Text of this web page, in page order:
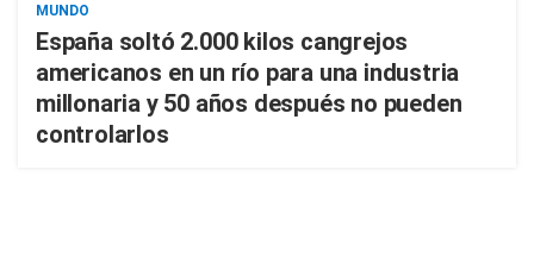
MUNDO
España soltó 2.000 kilos cangrejos
americanos en un río para una industria
millonaria y 50 años después no pueden
controlarlos